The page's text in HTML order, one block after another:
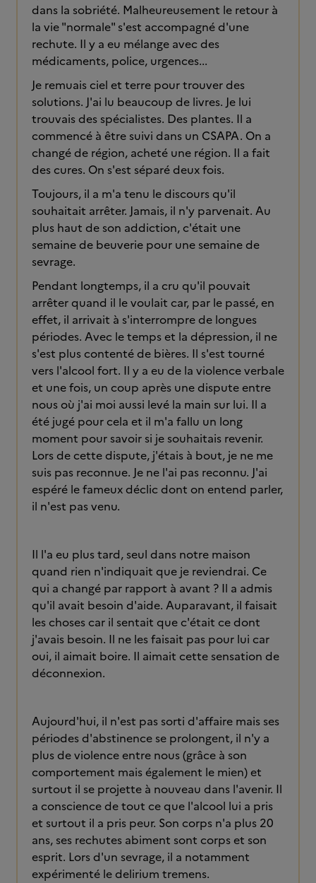
dans la sobriété. Malheureusement le retour à
la vie "normale" s'est accompagné d'une
rechute. Il y a eu mélange avec des
médicaments, police, urgences...
Je remuais ciel et terre pour trouver des
solutions. J'ai lu beaucoup de livres. Je lui
trouvais des spécialistes. Des plantes. Il a
commencé à être suivi dans un CSAPA. On a
changé de région, acheté une région. Il a fait
des cures. On s'est séparé deux fois.
Toujours, il a m'a tenu le discours qu'il
souhaitait arrêter. Jamais, il n'y parvenait. Au
plus haut de son addiction, c'était une
semaine de beuverie pour une semaine de
sevrage.
Pendant longtemps, il a cru qu'il pouvait
arrêter quand il le voulait car, par le passé, en
effet, il arrivait à s'interrompre de longues
périodes. Avec le temps et la dépression, il ne
s'est plus contenté de bières. Il s'est tourné
vers l'alcool fort. Il y a eu de la violence verbale
et une fois, un coup après une dispute entre
nous où j'ai moi aussi levé la main sur lui. Il a
été jugé pour cela et il m'a fallu un long
moment pour savoir si je souhaitais revenir.
Lors de cette dispute, j'étais à bout, je ne me
suis pas reconnue. Je ne l'ai pas reconnu. J'ai
espéré le fameux déclic dont on entend parler,
il n'est pas venu.
Il l'a eu plus tard, seul dans notre maison
quand rien n'indiquait que je reviendrai. Ce
qui a changé par rapport à avant ? Il a admis
qu'il avait besoin d'aide. Auparavant, il faisait
les choses car il sentait que c'était ce dont
j'avais besoin. Il ne les faisait pas pour lui car
oui, il aimait boire. Il aimait cette sensation de
déconnexion.
Aujourd'hui, il n'est pas sorti d'affaire mais ses
périodes d'abstinence se prolongent, il n'y a
plus de violence entre nous (grâce à son
comportement mais également le mien) et
surtout il se projette à nouveau dans l'avenir. Il
a conscience de tout ce que l'alcool lui a pris
et surtout il a pris peur. Son corps n'a plus 20
ans, ses rechutes abiment sont corps et son
esprit. Lors d'un sevrage, il a notamment
expérimenté le delirium tremens.